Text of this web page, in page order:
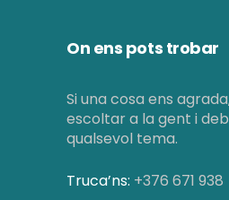
On ens pots trobar
Si una cosa ens
escoltar a la gent i
qualsevol tema.
Truca’ns: +376 671 938